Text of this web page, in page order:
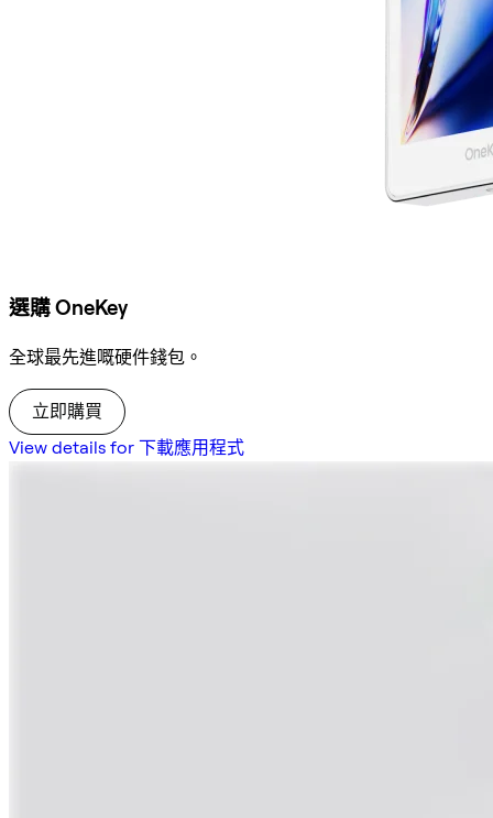
選購 OneKey
全球最先進嘅硬件錢包。
立即購買
View details for 下載應用程式